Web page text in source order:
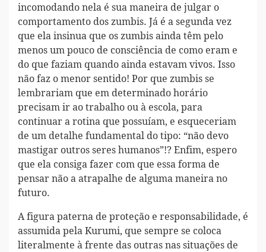
incomodando nela é sua maneira de julgar o
comportamento dos zumbis. Já é a segunda vez
que ela insinua que os zumbis ainda têm pelo
menos um pouco de consciência de como eram e
do que faziam quando ainda estavam vivos. Isso
não faz o menor sentido! Por que zumbis se
lembrariam que em determinado horário
precisam ir ao trabalho ou à escola, para
continuar a rotina que possuíam, e esqueceriam
de um detalhe fundamental do tipo: “não devo
mastigar outros seres humanos”!? Enfim, espero
que ela consiga fazer com que essa forma de
pensar não a atrapalhe de alguma maneira no
futuro.
A figura paterna de proteção e responsabilidade, é
assumida pela Kurumi, que sempre se coloca
literalmente à frente das outras nas situações de